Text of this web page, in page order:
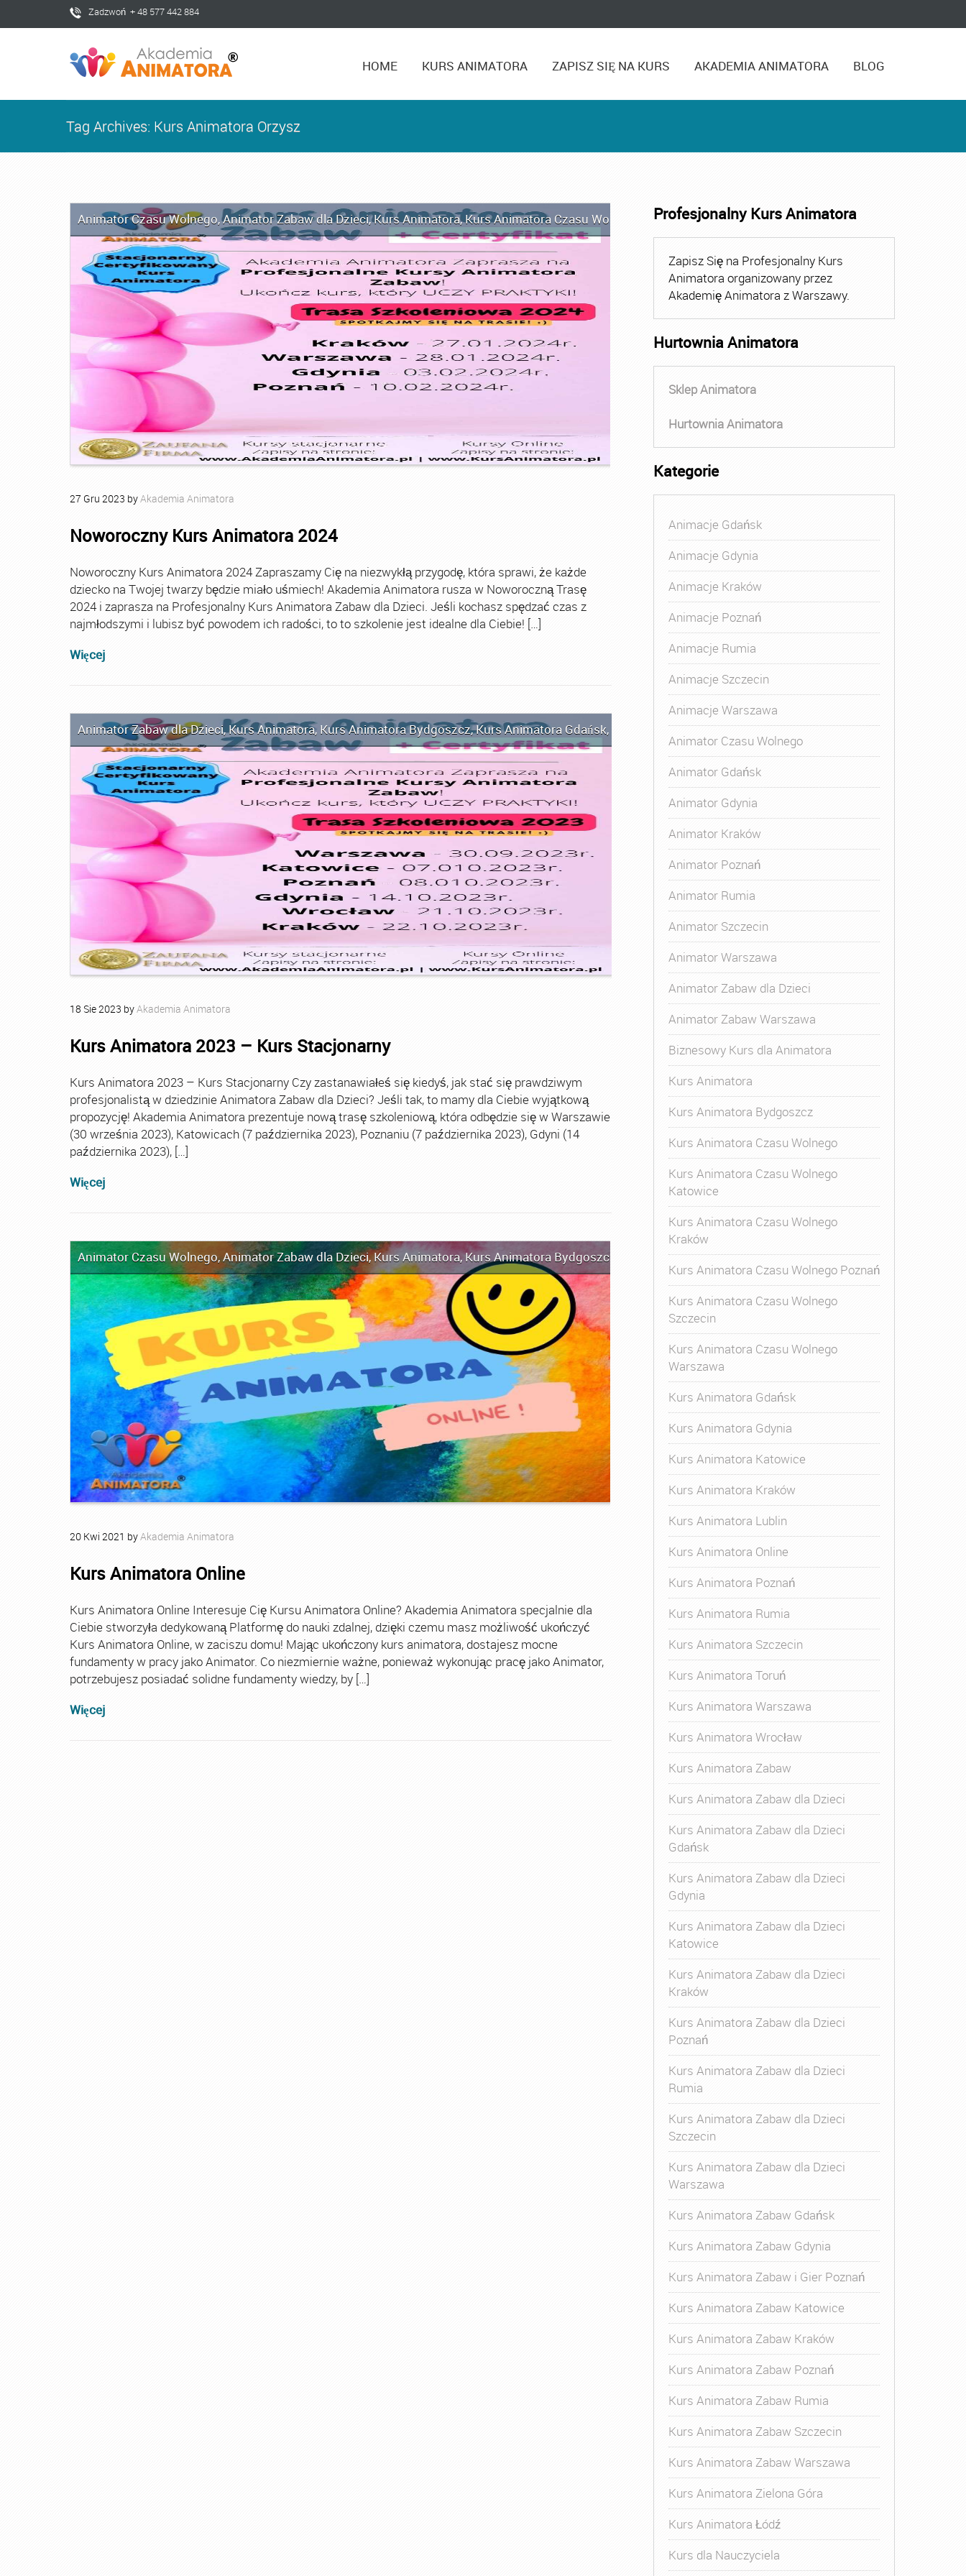
Zadzwoń + 48 577 442 884
HOME KURS ANIMATORA ZAPISZ SIĘ NA KURS AKADEMIA ANIMATORA BLOG
Tag Archives: Kurs Animatora Orzysz
Animator Czasu Wolnego,Animator Zabaw dla Dzieci,Kurs Animatora,Kurs Animatora Czasu Wolnego Kurs Animatora Czasu Wolnego Warszawa
27 Gru 2023 byAkademia Animatora
Noworoczny Kurs Animatora 2024
Noworoczny Kurs Animatora 2024 Zapraszamy Cię na niezwykłą przygodę, która sprawi, że każde
dziecko na Twojej twarzy będzie miało uśmiech! Akademia Animatora rusza w Noworoczną Trasę
2024 i zaprasza na Profesjonalny Kurs Animatora Zabaw dla Dzieci. Jeśli kochasz spędzać czas z
najmłodszymi i lubisz być powodem ich radości, to to szkolenie jest idealne dla Ciebie! […]
Więcej
Animator Zabaw dla Dzieci,Kurs Animatora, Kurs Animatora Bydgoszcz,Kurs Animatora Gdańsk, Kurs Animatora Gdynia,Kurs Animatora Katowice
18 Sie2023 byAkademia Animatora
Kurs Animatora 2023 – Kurs Stacjonarny
Kurs Animatora 2023 – Kurs Stacjonarny Czy zastanawiałeś się kiedyś, jak stać się prawdziwym
profesjonalistą w dziedzinie Animatora Zabaw dla Dzieci? Jeśli tak, to mamy dla Ciebie wyjątkową
propozycję! Akademia Animatora prezentuje nową trasę szkoleniową, która odbędzie się w Warszawie
(30 września 2023), Katowicach (7 października 2023), Poznaniu (7 października 2023), Gdyni (14
października 2023), […]
Więcej
Animator Czasu Wolnego,Animator Zabaw dla Dzieci,Kurs Animatora,Kurs Animatora Bydgoszcz Kurs Animatora Czasu Wolnego,Kurs Animatora Czasu
20 Kwi 2021 byAkademia Animatora
Kurs Animatora Online
Kurs Animatora Online Interesuje Cię Kursu Animatora Online? Akademia Animatora specjalnie dla
Ciebie stworzyła dedykowaną Platformę do nauki zdalnej, dzięki czemu masz możliwość ukończyć
Kurs Animatora Online, w zaciszu domu! Mając ukończony kurs animatora, dostajesz mocne
fundamenty w pracy jako Animator. Co niezmiernie ważne, ponieważ wykonując pracę jako Animator,
potrzebujesz posiadać solidne fundamenty wiedzy, by […]
Więcej
Profesjonalny Kurs Animatora
Zapisz Się na Profesjonalny Kurs
Animatora organizowany przez
Akademię Animatora z Warszawy.
Hurtownia Animatora
Sklep Animatora
Hurtownia Animatora
Kategorie
Animacje Gdańsk
Animacje Gdynia
Animacje Kraków
Animacje Poznań
Animacje Rumia
Animacje Szczecin
Animacje Warszawa
Animator Czasu Wolnego
Animator Gdańsk
Animator Gdynia
Animator Kraków
Animator Poznań
Animator Rumia
Animator Szczecin
Animator Warszawa
Animator Zabaw dla Dzieci
Animator Zabaw Warszawa
Biznesowy Kurs dla Animatora
Kurs Animatora
Kurs Animatora Bydgoszcz
Kurs Animatora Czasu Wolnego
Kurs Animatora Czasu Wolnego
Katowice
Kurs Animatora Czasu Wolnego
Kraków
Kurs Animatora Czasu Wolnego Poznań
Kurs Animatora Czasu Wolnego
Szczecin
Kurs Animatora Czasu Wolnego
Warszawa
Kurs Animatora Gdańsk
Kurs Animatora Gdynia
Kurs Animatora Katowice
Kurs Animatora Kraków
Kurs Animatora Lublin
Kurs Animatora Online
Kurs Animatora Poznań
Kurs Animatora Rumia
Kurs Animatora Szczecin
Kurs Animatora Toruń
Kurs Animatora Warszawa
Kurs Animatora Wrocław
Kurs Animatora Zabaw
Kurs Animatora Zabaw dla Dzieci
Kurs Animatora Zabaw dla Dzieci
Gdańsk
Kurs Animatora Zabaw dla Dzieci
Gdynia
Kurs Animatora Zabaw dla Dzieci
Katowice
Kurs Animatora Zabaw dla Dzieci
Kraków
Kurs Animatora Zabaw dla Dzieci
Poznań
Kurs Animatora Zabaw dla Dzieci
Rumia
Kurs Animatora Zabaw dla Dzieci
Szczecin
Kurs Animatora Zabaw dla Dzieci
Warszawa
Kurs Animatora Zabaw Gdańsk
Kurs Animatora Zabaw Gdynia
Kurs Animatora Zabaw i Gier Poznań
Kurs Animatora Zabaw Katowice
Kurs Animatora Zabaw Kraków
Kurs Animatora Zabaw Poznań
Kurs Animatora Zabaw Rumia
Kurs Animatora Zabaw Szczecin
Kurs Animatora Zabaw Warszawa
Kurs Animatora Zielona Góra
Kurs Animatora Łódź
Kurs dla Nauczyciela